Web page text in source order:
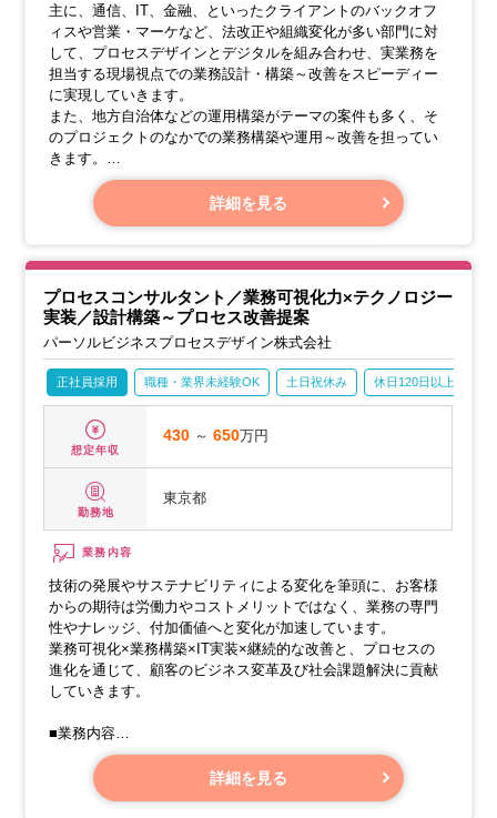
主に、通信、IT、金融、といったクライアントのバックオフ
ィスや営業・マーケなど、法改正や組織変化が多い部門に対
して、プロセスデザインとデジタルを組み合わせ、実業務を
担当する現場視点での業務設計・構築～改善をスピーディー
に実現していきます。
また、地方自治体などの運用構築がテーマの案件も多く、そ
のプロジェクトのなかでの業務構築や運用～改善を担ってい
きます。
◆設計構築：
業務フローをBPMNを用いて可視化し、業務フロー図、業務
運用のなかでの品質管理のためのKPI策定、業務フロー作業
工程を自動化する手段の選定や実装などを行います。
◆業務改善：
順番や担当者を変更することでより効率化できないか、簡素
化できないか、ECRSのフレームワークに沿って継続的に課
題設定と改善を行います。
詳細を見る
プロセスコンサルタント／業務可視化力×テクノロジー
実装／設計構築～プロセス改善提案
パーソルビジネスプロセスデザイン株式会社
正社員採用 職種・業界未経験OK 土日祝休み 休日120日以上
想定年収
430 ～650万円
勤務地
東京都
業務内容
技術の発展やサステナビリティによる変化を筆頭に、お客様
からの期待は労働力やコストメリットではなく、業務の専門
性やナレッジ、付加価値へと変化が加速しています。
業務可視化×業務構築×IT実装×継続的な改善と、プロセスの
進化を通じて、顧客のビジネス変革及び社会課題解決に貢献
していきます。
■業務内容
＜業務設計・構築＞
業務フローをBPMNを用いて可視化し、業務フロー図、業務
詳細を見る